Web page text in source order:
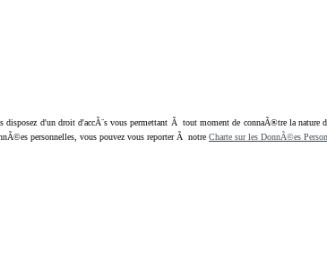
d'un droit d'accÃ¨s vous permettant Ã tout moment de connaÃ®tre la nature
personnelles, vous pouvez vous reporter Ã notre Charte sur les DonnÃ©es